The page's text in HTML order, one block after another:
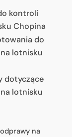
kontroli
Chopina
do
lotnisku
dotyczące
lotnisku
na